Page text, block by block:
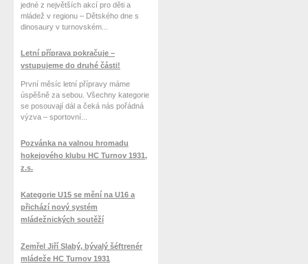
jedné z největších akcí pro děti a
mládež v regionu – Dětského dne s
dinosaury v turnovském...
Letní příprava pokračuje –
vstupujeme do druhé části!
První měsíc letní přípravy máme
úspěšně za sebou. Všechny kategorie
se posouvají dál a čeká nás pořádná
výzva – sportovní...
Pozvánka na valnou hromadu
hokejového klubu HC Turnov 1931,
z.s.
Kategorie U15 se mění na U16 a
přichází nový systém
mládežnických soutěží
Zemřel Jiří Slabý, bývalý šéftrenér
mládeže HC Turnov 1931